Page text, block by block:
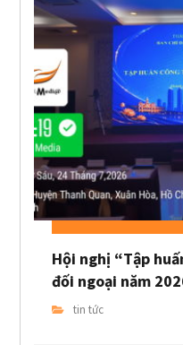
Hội nghị “Tập
đối ngoại năm
tin tức